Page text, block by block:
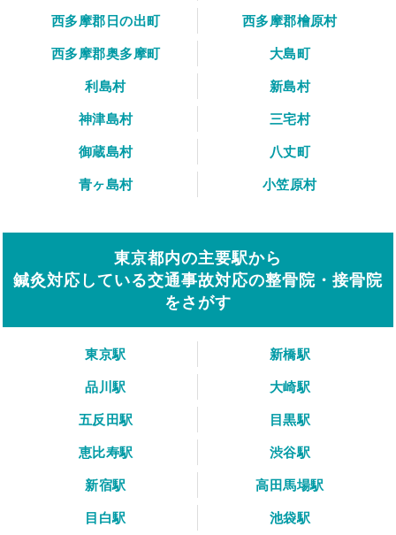
西多摩郡日の出町
西多摩郡檜原村
西多摩郡奥多摩町
大島町
利島村
新島村
神津島村
三宅村
御蔵島村
八丈町
青ヶ島村
小笠原村
東京都内の主要駅から
鍼灸対応している交通事故対応の整骨院・接骨院
をさがす
東京駅
新橋駅
品川駅
大崎駅
五反田駅
目黒駅
恵比寿駅
渋谷駅
新宿駅
高田馬場駅
目白駅
池袋駅